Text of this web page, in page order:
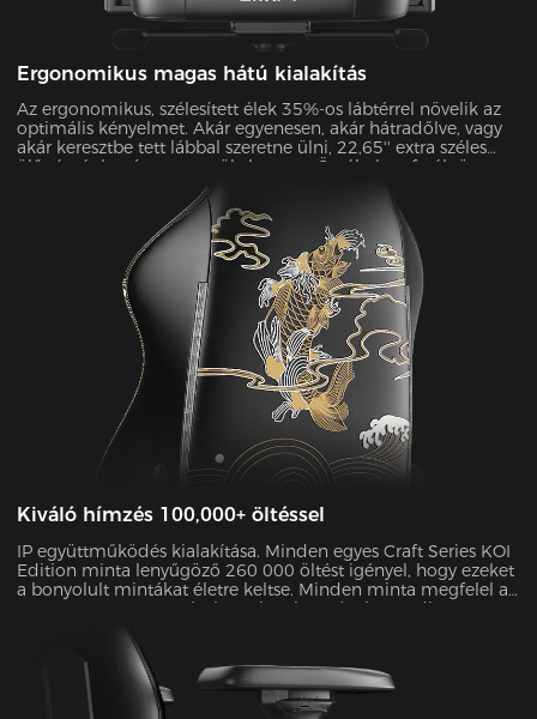
Ergonomikus magas hátú kialakítás
Az ergonomikus, szélesített élek 35%-os lábtérrel növelik az
optimális kényelmet. Akár egyenesen, akár hátradőlve, vagy
akár keresztbe tett lábbal szeretne ülni, 22,65'' extra széles
ülőpárnánkat úgy terveztük, hogy az Ön által preferált összes
Kiváló hímzés 100,000+ öltéssel
IP együttműködés kialakítása. Minden egyes Craft Series KOI
Edition minta lenyűgöző 260 000 öltést igényel, hogy ezeket
a bonyolult mintákat életre keltse. Minden minta megfelel az
ASTM D4060 H-3 szabványnak, színtartóssága pedig